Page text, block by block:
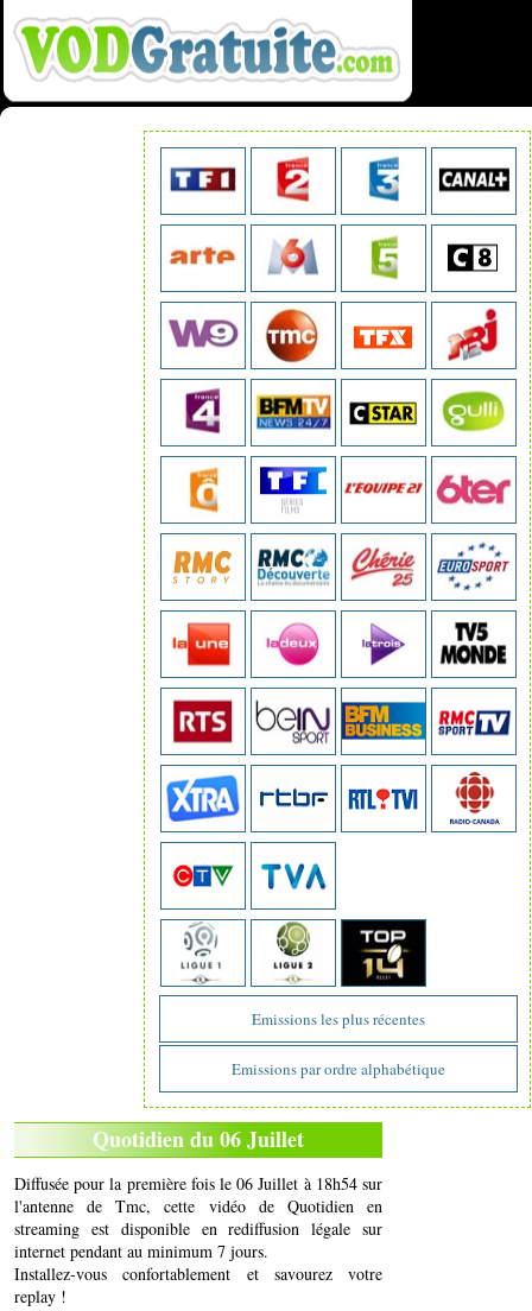
Emissions les plus récentes
Emissions par ordre alphabétique
Quotidien du 06 Juillet
Diffusée pour la première fois le 06 Juillet à 18h54 sur
l'antenne de Tmc, cette vidéo de Quotidien en
streaming est disponible en rediffusion légale sur
internet pendant au minimum 7 jours.
Installez-vous confortablement et savourez votre
replay !